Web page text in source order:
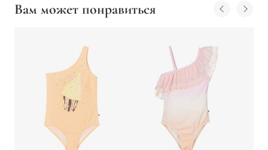
Вам может понравиться